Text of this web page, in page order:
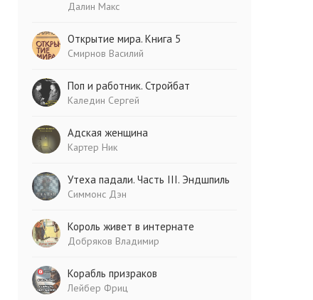
Далин Макс
Открытие мира. Книга 5
Смирнов Василий
Поп и работник. Стройбат
Каледин Сергей
Адская женщина
Картер Ник
Утеха падали. Часть III. Эндшпиль
Симмонс Дэн
Король живет в интернате
Добряков Владимир
Корабль призраков
Лейбер Фриц